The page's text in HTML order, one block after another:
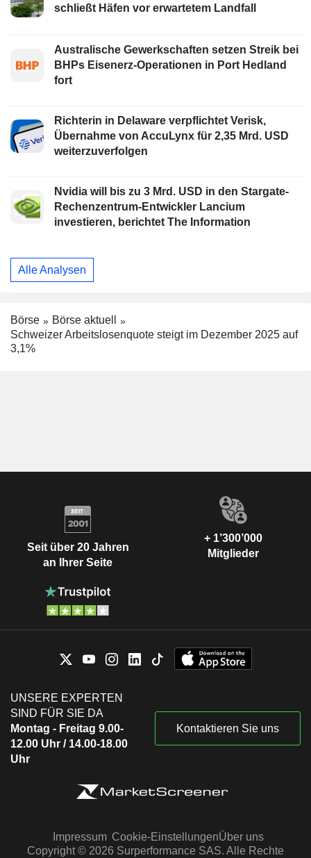
schließt Häfen vor erwartetem Landfall
Australische Gewerkschaften setzen Streik bei
BHPs Eisenerz-Operationen in Port Hedland
fort
Richterin in Delaware verpflichtet Verisk,
Übernahme von AccuLynx für 2,35 Mrd. USD
weiterzuverfolgen
Nvidia will bis zu 3 Mrd. USD in den Stargate-
Rechenzentrum-Entwickler Lancium
investieren, berichtet The Information
Alle Analysen
Börse
Börse aktuell
Schweizer Arbeitslosenquote steigt im Dezember 2025 auf
3,1%
Seit über 20 Jahren
an Ihrer Seite
+ 1’300’000
Mitglieder
UNSERE EXPERTEN
SIND FÜR SIE DA
Montag - Freitag 9.00-
12.00 Uhr / 14.00-18.00
Uhr
Kontaktieren Sie uns
Impressum Cookie-EinstellungenÜber uns
Copyright © 2026 Surperformance SAS. Alle Rechte